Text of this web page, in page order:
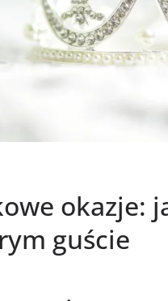
okazje:
guście